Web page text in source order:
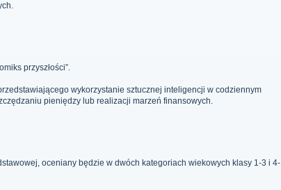
przyszłości”.
wykorzystanie sztucznej inteligencji w codziennym
pieniędzy lub realizacji marzeń finansowych.
oceniany będzie w dwóch kategoriach wiekowych klasy 1-3 i 4-